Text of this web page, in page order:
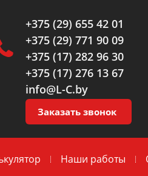
+375 (29) 655 42 01
+375 (29) 771 90 09
+375 (17) 282 96 30
+375 (17) 276 13 67
info@L-C.by
Заказать звонок
Наши работы